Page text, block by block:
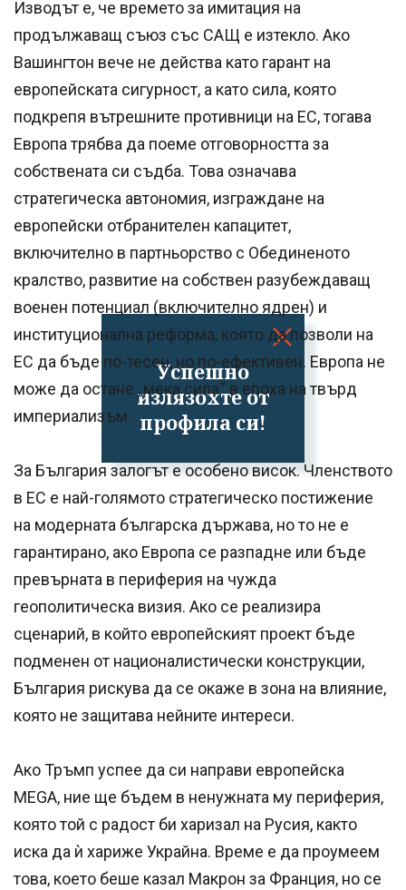
Успешно
излязохте от
профила си!
Изводът е, че времето за имитация на
продължаващ съюз със САЩ е изтекло. Ако
Вашингтон вече не действа като гарант на
европейската сигурност, а като сила, която
подкрепя вътрешните противници на ЕС, тогава
Европа трябва да поеме отговорността за
собствената си съдба. Това означава
стратегическа автономия, изграждане на
европейски отбранителен капацитет,
включително в партньорство с Обединеното
кралство, развитие на собствен разубеждаващ
военен потенциал (включително ядрен) и
институционална реформа, която да позволи на
ЕС да бъде по-тесен, но по-ефективен. Европа не
може да остане „мека сила“ в епоха на твърд
империализъм.
За България залогът е особено висок. Членството
в ЕС е най-голямото стратегическо постижение
на модерната българска държава, но то не е
гарантирано, ако Европа се разпадне или бъде
превърната в периферия на чужда
геополитическа визия. Ако се реализира
сценарий, в който европейският проект бъде
подменен от националистически конструкции,
България рискува да се окаже в зона на влияние,
която не защитава нейните интереси.
Ако Тръмп успее да си направи европейска
MEGA, ние ще бъдем в ненужната му периферия,
която той с радост би харизал на Русия, както
иска да ѝ хариже Украйна. Време е да проумеем
това, което беше казал Макрон за Франция, но се